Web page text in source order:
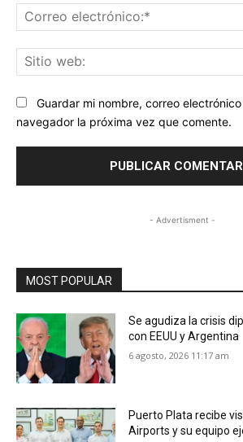
Guardar mi nombre, correo
navegador la próxima vez que comente.
- Advertisment -
MOST POPULAR
Se agudiza la crisis
con EEUU y Argentina
6 agosto, 2026 11:17 am
Puerto Plata recibe
Airports y su equipo